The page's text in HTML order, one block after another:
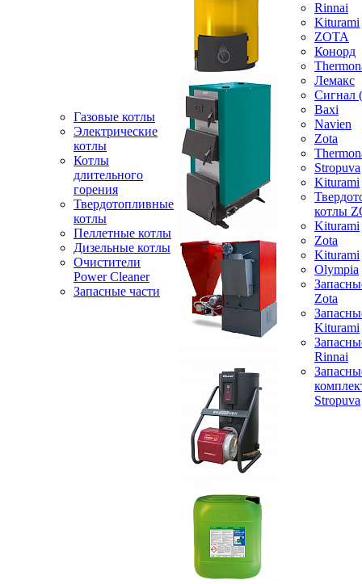
Газовые котлы
Электрические
котлы
Котлы
длительного
горения
Твердотопливные
котлы
Пеллетные котлы
Дизельные котлы
Очистители
Power Cleaner
Запасные части
Rinnai
Kiturami
ZOTA
Конорд
Лемакс
Baxi
Navien
Zota
Stropuva
Kiturami
котлы
Kiturami
Zota
Kiturami
Olympia
Zota
Kiturami
Rinnai
Stropuva